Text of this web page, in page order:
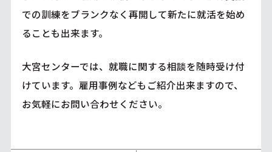
での訓練をブランクなく再開して新たに就活を始め
ることも出来ます。
大宮センターでは、就職に関する相談を随時受け付
けています。雇用事例などもご紹介出来ますので、
お気軽にお問い合わせください。